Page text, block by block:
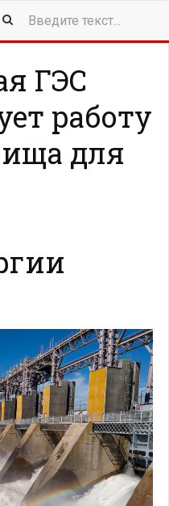
NEW ARTICLES
ГЭС
работу
для